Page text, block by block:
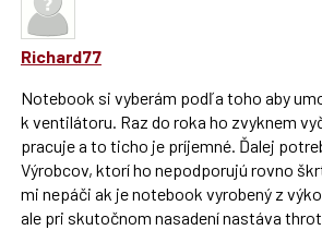
Richard77
Notebook si vyberám podľa toho aby
k ventilátoru. Raz do roka ho zvyknem
pracuje a to ticho je príjemné. Ďalej
Výrobcov, ktorí ho nepodporujú rovno
mi nepáči ak je notebook vyrobený z
ale pri skutočnom nasadení nastáva